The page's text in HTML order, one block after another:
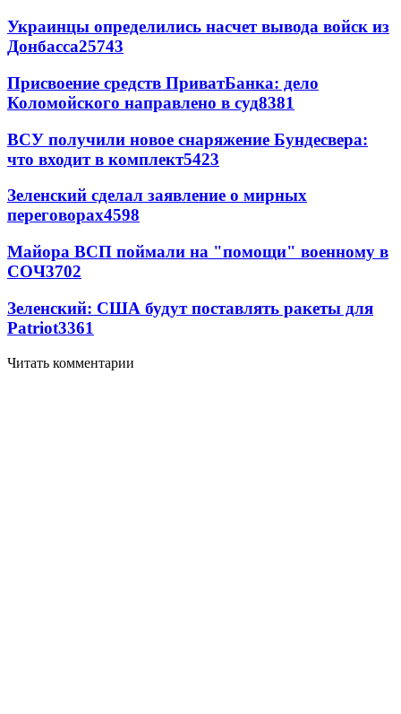
Украинцы определились насчет вывода войск из
Донбасса25743
Присвоение средств ПриватБанка: дело
Коломойского направлено в суд8381
ВСУ получили новое снаряжение Бундесвера:
что входит в комплект5423
Зеленский сделал заявление о мирных
переговорах4598
Майора ВСП поймали на "помощи" военному в
СОЧ3702
Зеленский: США будут поставлять ракеты для
Patriot3361
Читать комментарии